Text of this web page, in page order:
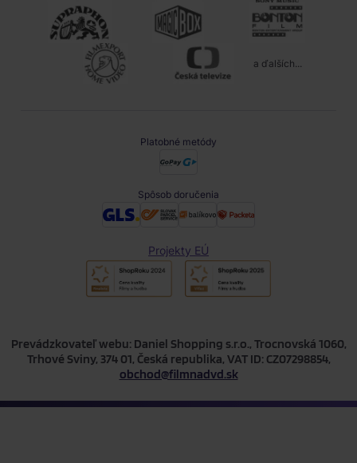
a ďalších...
Platobné metódy
Spôsob doručenia
Projekty EÚ
Prevádzkovateľ webu: Daniel Shopping s.r.o., Trocnovská 1060,
Trhové Sviny, 374 01, Česká republika, VAT ID: CZ07298854,
obchod@filmnadvd.sk